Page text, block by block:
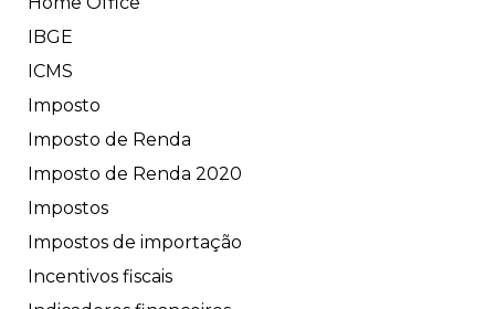
IBGE
ICMS
Imposto
Imposto de Renda
Imposto de Renda 2020
Impostos
Impostos de importação
Incentivos fiscais